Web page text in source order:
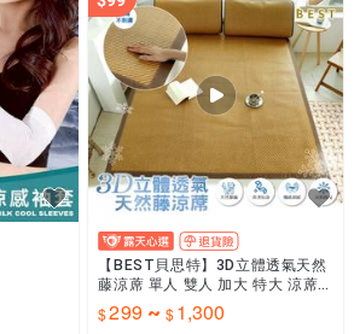
【BEST貝思特】3D立體透氣天然
藤涼蓆 單人 雙人 加大 特大 涼蓆枕
頭墊 涼墊 [超取有出貨限制，請參
閱內文說明]
299~ 1,300